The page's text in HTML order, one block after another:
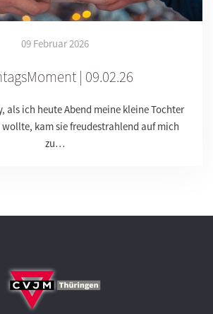
09 Februar 2026
| 09.02.26
als ich heute Abend meine kleine Tochter
kam sie freudestrahlend auf mich
zu…